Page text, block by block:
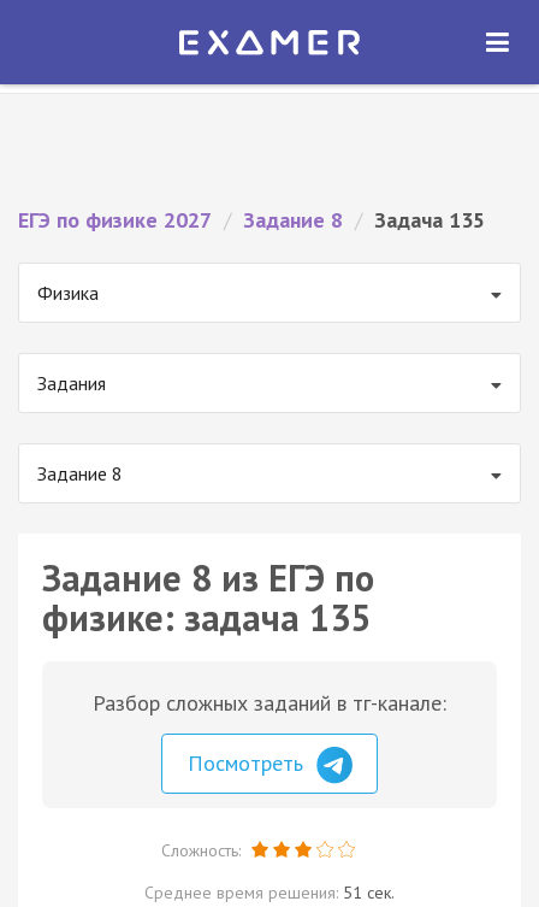
Экзамер — ЕГЭ 2027
ОТКРЫТЬ
ЕГЭ по физике 2027 / Задание 8 / Задача 135
Физика
Задания
Задание 8
Задание 8 из ЕГЭ по
физике: задача 135
Разбор сложных заданий в тг-канале:
Посмотреть
Сложность:
Среднее время решения: 51 сек.